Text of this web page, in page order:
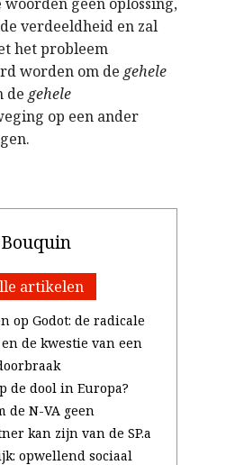
verdeeldheid en zal
het probleem
worden om de gehele
de gehele
op een ander
artikelen
op Godot: de radicale
de kwestie van een
de dool in Europa?
de N-VA geen
kan zijn van de SP.a
opwellend sociaal